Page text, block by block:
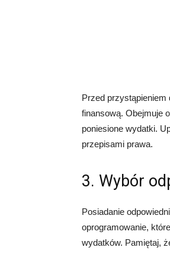
Przed przystąpieniem
finansową. Obejmuje
poniesione wydatki.
przepisami prawa.
3. Wybór
Posiadanie
oprogramowanie,
wydatków. Pamiętaj,